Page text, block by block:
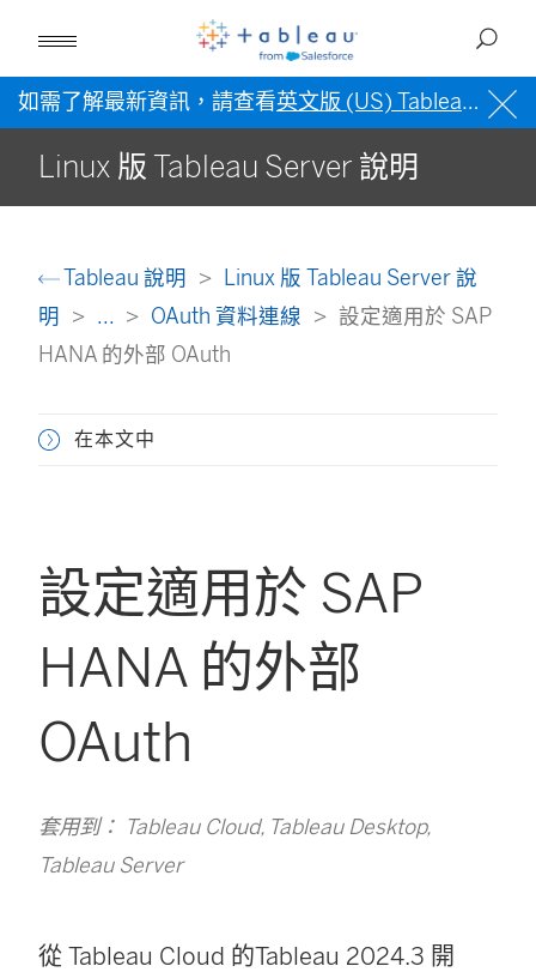
如需了解最新資訊，請查看英文版 (US) Tableau 說明
Linux 版 Tableau Server 說明
Tableau 說明
Linux 版 Tableau Server 說
明
... OAuth 資料連線
設定適用於 SAP
HANA 的外部 OAuth
在本文中
設定適用於 SAP
HANA 的外部
OAuth
套用到： Tableau Cloud, Tableau Desktop,
Tableau Server
從 Tableau Cloud 的Tableau 2024.3 開